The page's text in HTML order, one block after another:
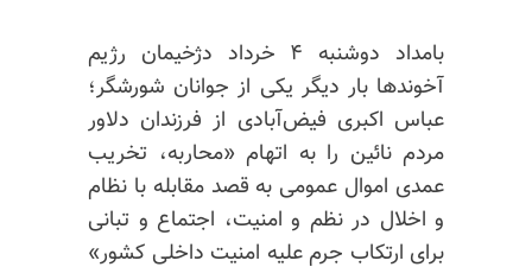
بامداد دوشنبه ۴ خرداد دژخیمان رژیم
آخوندها بار دیگر یکی از جوانان شورشگر؛
عباس اکبری فیض‌آبادی از فرزندان دلاور
مردمنائین را به اتهام «محاربه، تخریب
عمدی اموال عمومی به قصد مقابله با نظام
و اخلال در نظم و امنیت، اجتماع و تبانی
برای ارتکاب جرم علیه امنیت داخلی کشور»